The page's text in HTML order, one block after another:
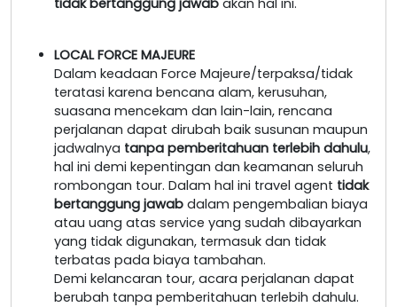
LOCAL FORCE MAJEURE
Dalam keadaan Force Majeure/terpaksa/tidak
teratasi karena bencana alam, kerusuhan,
suasana mencekam dan lain-lain, rencana
perjalanan dapat dirubah baik susunan maupun
jadwalnya tanpa pemberitahuan terlebih dahulu,
hal ini demi kepentingan dan keamanan seluruh
rombongan tour. Dalam hal ini travel agent tidak
bertanggung jawab dalam pengembalian biaya
atau uang atas service yang sudah dibayarkan
yang tidak digunakan, termasuk dan tidak
terbatas pada biaya tambahan.
Demi kelancaran tour, acara perjalanan dapat
berubah tanpa pemberitahuan terlebih dahulu.